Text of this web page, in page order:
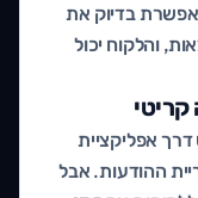
בדיוק את
והלקוח יכול
אפליקציית
ההודעות. אבל